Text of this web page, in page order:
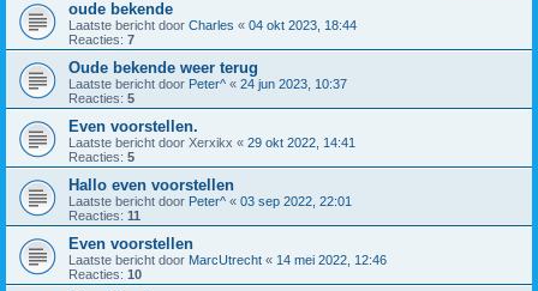
oude bekende
Laatste bericht door Charles « 04 okt 2023, 18:44
Reacties: 7
Oude bekende weer terug
Laatste bericht door Peter^ « 24 jun 2023, 10:37
Reacties: 5
Even voorstellen.
Laatste bericht door Xerxikx « 29 okt 2022, 14:41
Reacties: 5
Hallo even voorstellen
Laatste bericht door Peter^ « 03 sep 2022, 22:01
Reacties: 11
Even voorstellen
Laatste bericht door MarcUtrecht « 14 mei 2022, 12:46
Reacties: 10